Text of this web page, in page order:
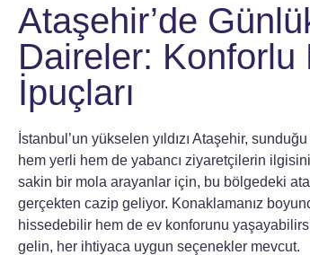
Ataşehir’de
Daireler: Konforlu
İpuçları
İstanbul’un yükselen yıldızı Ataşehir,
hem yerli hem de yabancı ziyaretçilerin
sakin bir mola arayanlar için, bu bölgedeki
gerçekten cazip geliyor. Konaklamanız
hissedebilir hem de ev konforunu
gelin, her ihtiyaca uygun seçenekler mevcut.